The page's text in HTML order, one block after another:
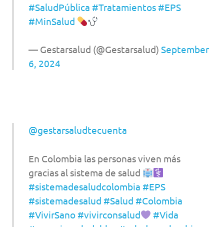
#SaludPública #Tratamientos #EPS
#MinSalud
— Gestarsalud (@Gestarsalud) September
6, 2024
@gestarsaludtecuenta
En Colombia las personas viven más
gracias al sistema de salud
#sistemadesaludcolombia #EPS
#sistemadesalud #Salud #Colombia
#VivirSano #vivirconsalud
#Vida